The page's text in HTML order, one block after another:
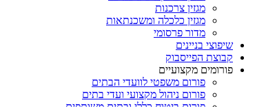
מגזין צרכנות
מגזין כלכלה ומשכנתאות
מדור פרסומי
שיפוצי בניינים
קבוצת הפייסבוק
פורומים מקצועיים
פורום משפטי לוועדי הבתים
פורום ניהול מקצועי ועדי בתים